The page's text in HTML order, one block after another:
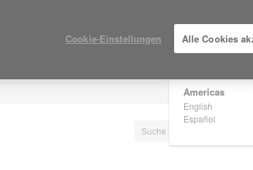
Are you in
Americas
English
Español
Cookie-Einstellungen Alle Cookies